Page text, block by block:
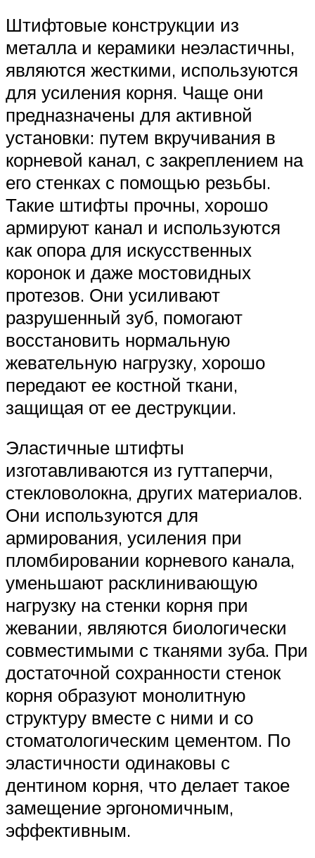
Штифтовые конструкции из
металла и керамики неэластичны,
являются жесткими, используются
для усиления корня. Чаще они
предназначены для активной
установки: путем вкручивания в
корневой канал, с закреплением на
его стенках с помощью резьбы.
Такие штифты прочны, хорошо
армируют канал и используются
как опора для искусственных
коронок и даже мостовидных
протезов. Они усиливают
разрушенный зуб, помогают
восстановить нормальную
жевательную нагрузку, хорошо
передают ее костной ткани,
защищая от ее деструкции.
Эластичные штифты
изготавливаются из гуттаперчи,
стекловолокна, других материалов.
Они используются для
армирования, усиления при
пломбировании корневого канала,
уменьшают расклинивающую
нагрузку на стенки корня при
жевании, являются биологически
совместимыми с тканями зуба. При
достаточной сохранности стенок
корня образуют монолитную
структуру вместе с ними и со
стоматологическим цементом. По
эластичности одинаковы с
дентином корня, что делает такое
замещение эргономичным,
эффективным.